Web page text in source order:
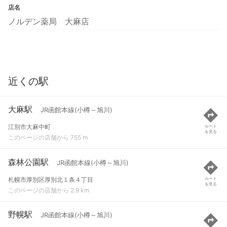
店名
ノルデン薬局 大麻店
近くの駅
大麻駅 JR函館本線(小樽～旭川)
江別市大麻中町
このページの店舗から 755 m
ルート
を見る
森林公園駅 JR函館本線(小樽～旭川)
札幌市厚別区厚別北１条４丁目
このページの店舗から 2.9 km
ルート
を見る
野幌駅 JR函館本線(小樽～旭川)